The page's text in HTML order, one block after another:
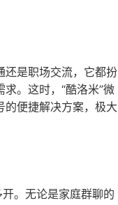
还是职场交流，它都扮
。这时，“酷洛米”微
的便捷解决方案，极大
。无论是家庭群聊的